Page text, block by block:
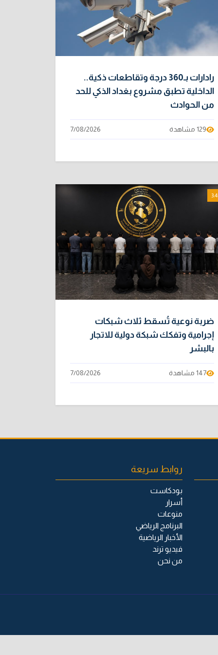
رادارات بـ360 درجة وتقاطعات ذكية..
الداخلية تطبق مشروع بغداد الذكي للحد
من الحوادث
129 مشاهدة 7/08/2026
ضربة نوعية تُسقط ثلاث شبكات
إجرامية وتفكك شبكة دولية للاتجار
بالبشر
147 مشاهدة 7/08/2026
روابط سريعة
بودكاست
أسرار
منوعات
البرنامج الرياضي
الأخبار الرياضية
فيديو ترند
من نحن